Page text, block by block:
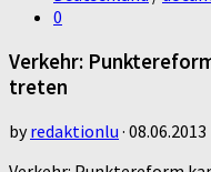
0
Verkehr:
treten
byredaktionlu · 08.06.2013